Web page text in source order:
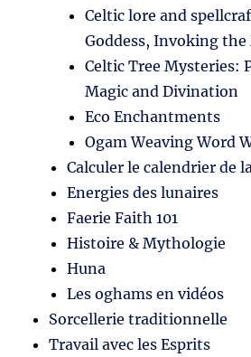
Celtic lore and
Goddess, Invoking
Celtic Tree Mysteries:
Magic and Divination
Eco Enchantments
Ogam Weaving Word
Calculer le calendrier de
Energies des lunaires
Faerie Faith 101
Histoire & Mythologie
Huna
Les oghams en vidéos
Sorcellerie traditionnelle
Travail avec les Esprits